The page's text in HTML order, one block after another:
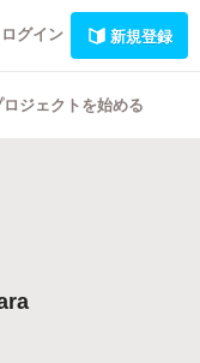
ログイン 新規登録
ロジェクトを始める